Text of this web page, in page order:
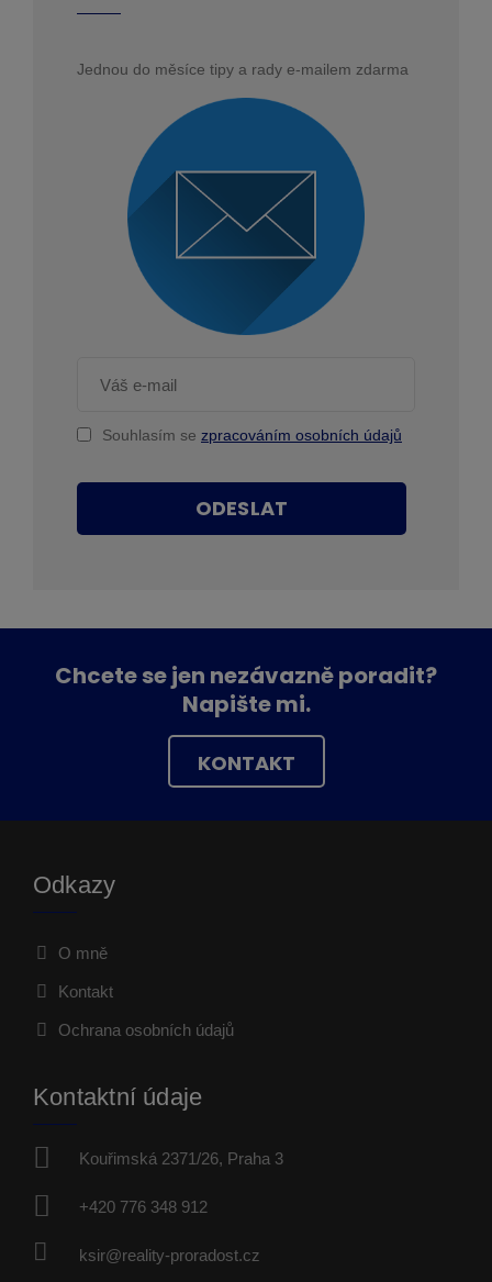
Jednou do měsíce tipy a rady e-mailem zdarma
Souhlasím se zpracováním osobních údajů
ODESLAT
Chcete se jen nezávazně poradit?
Napište mi.
KONTAKT
Odkazy
O mně
Kontakt
Ochrana osobních údajů
Kontaktní údaje
Kouřimská 2371/26, Praha 3
+420 776 348 912
ksir@reality-proradost.cz